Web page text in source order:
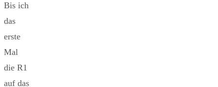
Bis ich
das
erste
Mal
die R1
auf das